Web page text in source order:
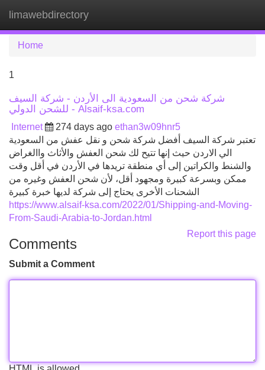
limawebdirectory
Home
1
شركة شحن من السعودية الى الأردن - شركة السيف
للشحن الدولي - Alsaif-ksa.com
Internet 274 days ago ethan3w09hnr5
تعتبر شركة السيف أفضل شركة شحن و نقل عفش من السعودية
الي الاردن حيث إنها تتيح لك شحن العفش والأثاث واالغراض
والشنط والكراتين إلى أي منطقة تريدها في الأردن في أقل وقت
ممكن وبسرعة كبيرة ومجهود أقل، لأن شحن العفش وغيره من
الشحنات الأخرى يحتاج إلى شركة لديها خبرة كبيرة
https://www.alsaif-ksa.com/2022/01/Shipping-and-Moving-
From-Saudi-Arabia-to-Jordan.html
Report this page
Comments
Submit a Comment